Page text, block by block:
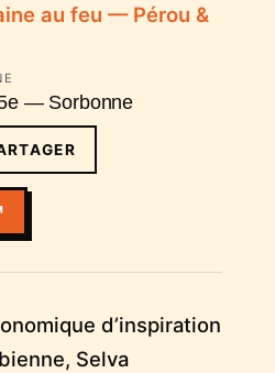
au feu — Pérou &
— Sorbonne
d’inspiration
Selva